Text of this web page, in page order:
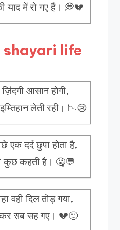
याद में रो गए हैं। 💭💔
life
आसान होगी,
लेती रही। 📉😢
एक दर्द छुपा होता है,
कुछ कहती है। 🤐💬
वही दिल तोड़ गया,
सब सह गए। 💔🙂